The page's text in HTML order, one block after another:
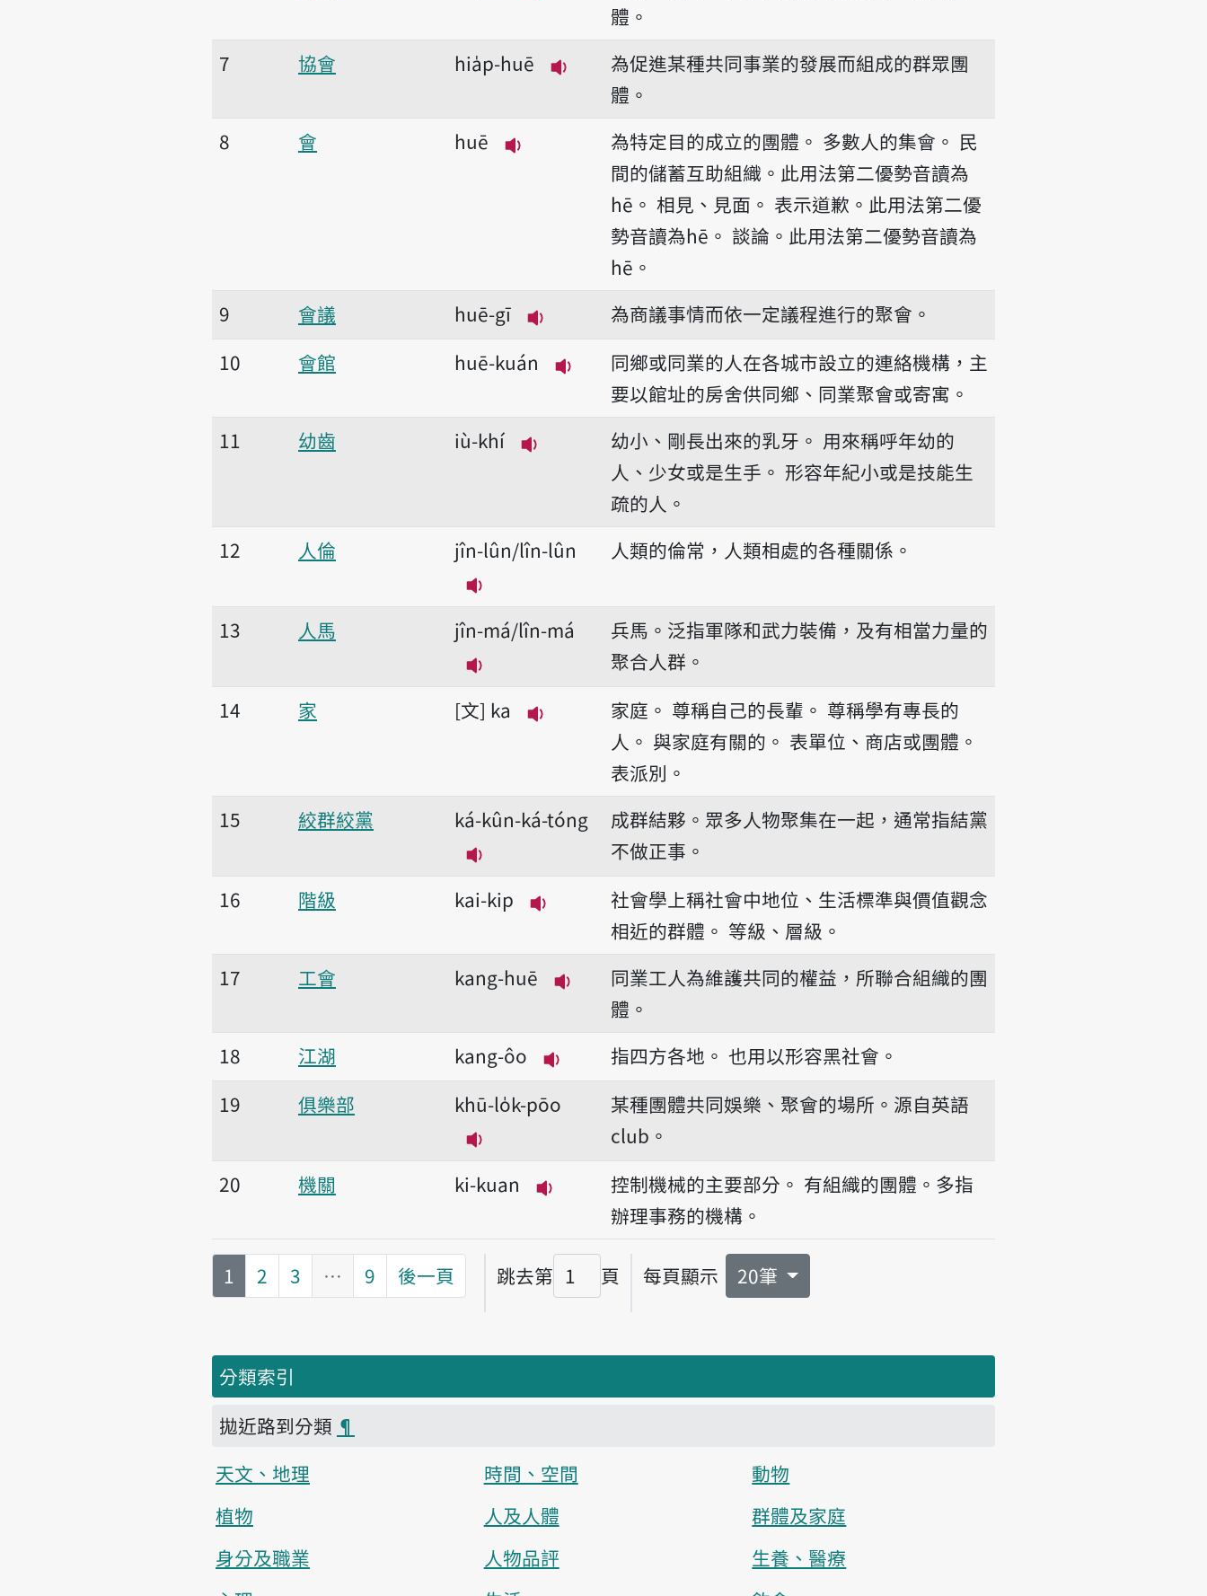
播放音讀hì-pan
體。
7
協會
hia̍p-huē
播放音讀hia̍p-huē
為促進某種共同事業的發展而組成的群眾團
體。
8
會
huē
播放音讀huē
為特定目的成立的團體。 多數人的集會。 民
間的儲蓄互助組織。此用法第二優勢音讀為
hē。 相見、見面。 表示道歉。此用法第二優
勢音讀為hē。 談論。此用法第二優勢音讀為
hē。
9
會議
huē-gī
播放音讀huē-gī
為商議事情而依一定議程進行的聚會。
10
會館
huē-kuán
播放音讀huē-kuán
同鄉或同業的人在各城市設立的連絡機構，主
要以館址的房舍供同鄉、同業聚會或寄寓。
11
幼齒
iù-khí
播放音讀iù-khí
幼小、剛長出來的乳牙。 用來稱呼年幼的
人、少女或是生手。 形容年紀小或是技能生
疏的人。
12
人倫 jîn-lûn/lîn-lûn
播放音讀jîn-lûn/lîn-lûn
人類的倫常，人類相處的各種關係。
13 人馬 jîn-má/lîn-má
播放音讀jîn-má/lîn-má
兵馬。泛指軍隊和武力裝備，及有相當力量的
聚合人群。
14
家 文 ka
播放音讀ka
家庭。 尊稱自己的長輩。 尊稱學有專長的
人。 與家庭有關的。 表單位、商店或團體。
表派別。
15
絞群絞黨 ká-kûn-ká-tóng
播放音讀ká-kûn-ká-tóng
成群結夥。眾多人物聚集在一起，通常指結黨
不做正事。
16
階級
kai-kip
播放音讀kai-kip
社會學上稱社會中地位、生活標準與價值觀念
相近的群體。 等級、層級。
17
工會
kang-huē
播放音讀kang-huē
同業工人為維護共同的權益，所聯合組織的團
體。
18
江湖
kang-ôo
播放音讀kang-ôo
指四方各地。 也用以形容黑社會。
19
俱樂部 khū-lo̍k-pōo
播放音讀khū-lo̍k-pōo
某種團體共同娛樂、聚會的場所。源自英語
club。
20
機關
ki-kuan
播放音讀ki-kuan
控制機械的主要部分。 有組織的團體。多指
辦理事務的機構。
第
1 2 3 … 9 後一頁 跳去第
頁碼
頁 每頁顯示 20筆
分類索引
拋近路到分類 ¶
天文、地理
時間、空間
動物
植物
人及人體
群體及家庭
身分及職業
人物品評
生養、醫療